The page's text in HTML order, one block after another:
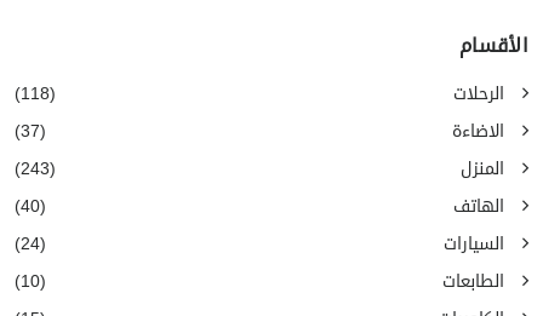
الأقسام
الرحلات
(118)
الاضاءة
(37)
المنزل
(243)
الهاتف
(40)
السيارات
(24)
الطابعات
(10)